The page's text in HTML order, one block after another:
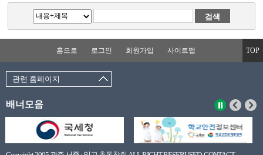
홈으로 로그인 회원가입 사이트맵 TOP
관련 홈페이지
배너모음